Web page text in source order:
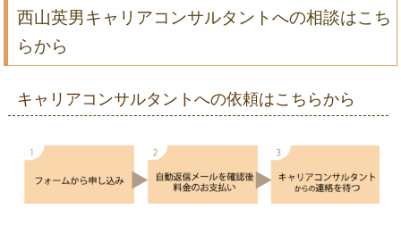
西山英男キャリアコンサルタントへの相談はこち
らから
キャリアコンサルタントへの依頼はこちらから